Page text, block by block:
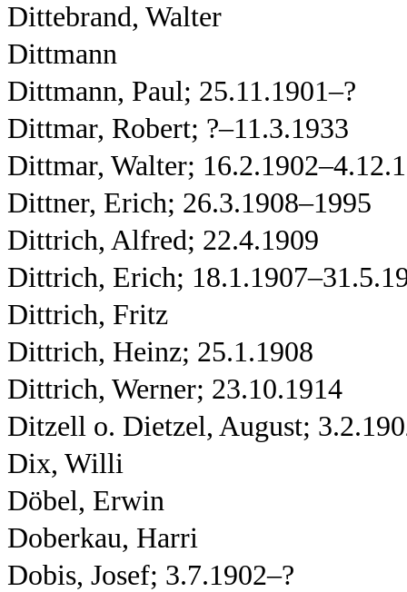
Dittebrand, Walter
Dittmann
Dittmann, Paul; 25.11.1901–?
Dittmar, Robert; ?–11.3.1933
Dittmar, Walter;
Dittner, Erich; 26.3.1908–1995
Dittrich, Alfred; 22.4.1909
Dittrich, Erich;
Dittrich, Fritz
Dittrich, Heinz; 25.1.1908
Dittrich, Werner; 23.10.1914
Ditzell o. Dietzel, August;
Dix, Willi
Döbel, Erwin
Doberkau, Harri
Dobis, Josef; 3.7.1902–?